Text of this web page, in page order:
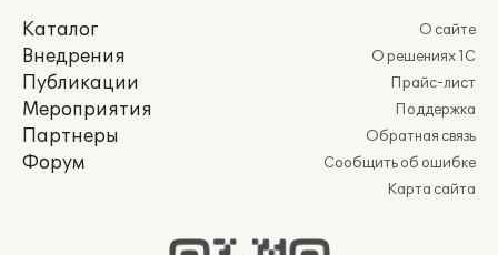
Каталог
Внедрения
Публикации
Мероприятия
Партнеры
Форум
О сайте
О решениях 1С
Прайс-лист
Поддержка
Обратная связь
Сообщить об ошибке
Карта сайта